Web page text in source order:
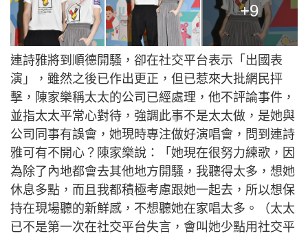
+9
連詩雅將到順德開騷，卻在社交平台表示「出國表
演」，雖然之後已作出更正，但已惹來大批網民抨
擊，陳家樂稱太太的公司已經處理，他不評論事件，
並指太太平常心對待，強調此事不是太太做，是她與
公司同事有誤會，她現時專注做好演唱會，問到連詩
雅可有不開心？陳家樂說：「她現在很努力練歌，因
為除了內地都會去其他地方開騷，我聽得太多，想她
休息多點，而且我都積極考慮跟她一起去，所以想保
持在現場聽的新鮮感，不想聽她在家唱太多。（太太
已不是第一次在社交平台失言，會叫她少點用社交平